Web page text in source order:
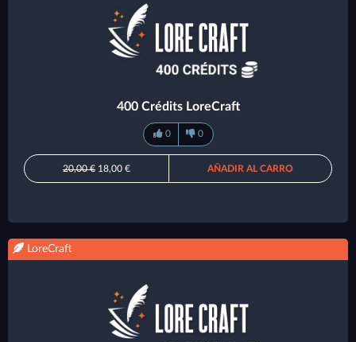
400 Crédits LoreCraft
0 0
20,00 € 18,00 € AÑADIR AL CARRO
LoreCraft